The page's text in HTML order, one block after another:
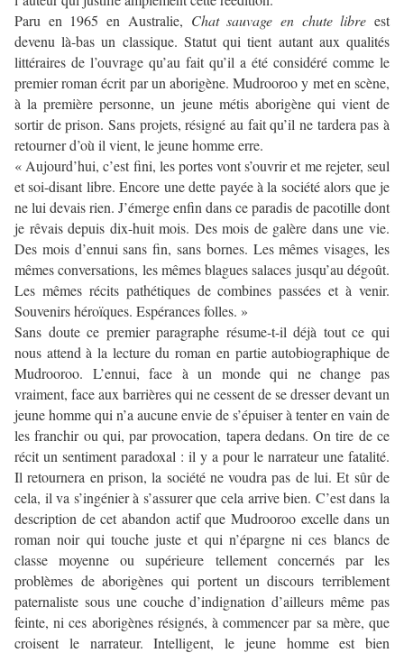
Paru en 1965 en Australie, Chat sauvage en chute libre est
devenu là-bas un classique. Statut qui tient autant aux qualités
littéraires de l’ouvrage qu’au fait qu’il a été considéré comme le
premier roman écrit par un aborigène. Mudrooroo y met en scène,
à la première personne, un jeune métis aborigène qui vient de
sortir de prison. Sans projets, résigné au fait qu’il ne tardera pas à
retourner d’où il vient, le jeune homme erre.
« Aujourd’hui, c’est fini, les portes vont s’ouvrir et me rejeter, seul
et soi-disant libre. Encore une dette payée à la société alors que je
ne lui devais rien. J’émerge enfin dans ce paradis de pacotille dont
je rêvais depuis dix-huit mois. Des mois de galère dans une vie.
Des mois d’ennui sans fin, sans bornes. Les mêmes visages, les
mêmes conversations, les mêmes blagues salaces jusqu’au dégoût.
Les mêmes récits pathétiques de combines passées et à venir.
Souvenirs héroïques. Espérances folles. »
Sans doute ce premier paragraphe résume-t-il déjà tout ce qui
nous attend à la lecture du roman en partie autobiographique de
Mudrooroo. L’ennui, face à un monde qui ne change pas
vraiment, face aux barrières qui ne cessent de se dresser devant un
jeune homme qui n’a aucune envie de s’épuiser à tenter en vain de
les franchir ou qui, par provocation, tapera dedans. On tire de ce
récit un sentiment paradoxal : il y a pour le narrateur une fatalité.
Il retournera en prison, la société ne voudra pas de lui. Et sûr de
cela, il va s’ingénier à s’assurer que cela arrive bien. C’est dans la
description de cet abandon actif que Mudrooroo excelle dans un
roman noir qui touche juste et qui n’épargne ni ces blancs de
classe moyenne ou supérieure tellement concernés par les
problèmes de aborigènes qui portent un discours terriblement
paternaliste sous une couche d’indignation d’ailleurs même pas
feinte, ni ces aborigènes résignés, à commencer par sa mère, que
croisent le narrateur. Intelligent, le jeune homme est bien